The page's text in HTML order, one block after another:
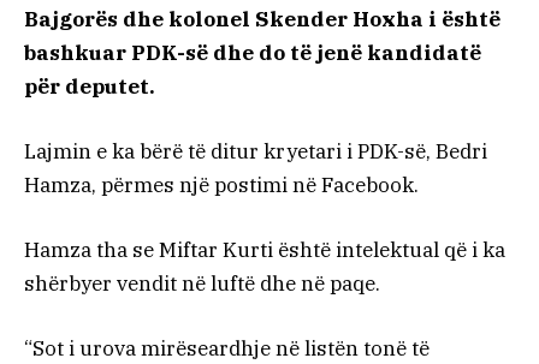
Bajgorës dhe kolonel Skender Hoxha i është
bashkuar PDK-së dhe do të jenë kandidatë
për deputet.
Lajmin e ka bërë të ditur kryetari i PDK-së, Bedri
Hamza, përmes një postimi në Facebook.
Hamza tha se Miftar Kurti është intelektual që i ka
shërbyer vendit në luftë dhe në paqe.
“Sot i urova mirëseardhje në listën tonë të